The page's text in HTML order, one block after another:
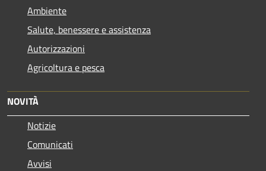
Ambiente
Salute, benessere e assistenza
Autorizzazioni
Agricoltura e pesca
NOVITÀ
Notizie
Comunicati
Avvisi